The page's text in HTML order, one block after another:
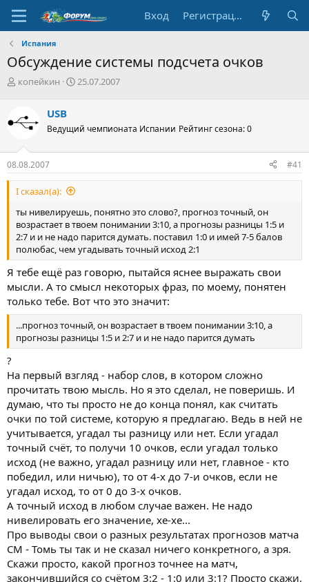
Вход Регистрация
Испания
Обсуждение системы подсчета очков
А
о
е
м
ы
копейкин
Д
н
ч
л
25.07.2007
USB
Ведущий чемпионата Испании Рейтинг сезона: 0
08.08.2007 #41
I сказал(а):
ты нивелируешь, понятно это слово?, прогноз точный, он
возрастает в твоем понимании 3:10, а прогнозы разницы 1:5 и
2:7 и и не надо парится думать. поставил 1:0 и имей 7-5 балов
полюбас, чем угадывать точный исход 2:1
Я тебе ещё раз говорю, пытайся яснее выражать свои
мысли. А то смысл некоторых фраз, по моему, понятен
только тебе. Вот что это значит:
...прогноз точный, он возрастает в твоем понимании 3:10, а
прогнозы разницы 1:5 и 2:7 и и не надо парится думать
?
На первый взгляд - набор слов, в котором сложно
прочитать твою мысль. Но я это сделал, не поверишь. И
думаю, что ты просто не до конца понял, как считать
очки по той системе, которую я предлагаю. Ведь в ней не
учитывается, угадал ты разницу или нет. Если угадал
точный счёт, то получи 10 очков, если угадал только
исход (не важно, угадал разницу или нет, главное - кто
победил, или ничью), то от 4-х до 7-и очков, если не
угадал исход, то от 0 до 3-х очков.
А точный исход в любом случае важен. Не надо
нивелировать его значение, хе-хе...
Про выводы свои о разных результатах прогнозов матча
СМ - Томь ты так и не сказал ничего конкретного, а зря.
Скажи просто, какой прогноз точнее на матч,
закончившийся со счётом 3:2 - 1:0 или 3:1? Просто скажи,